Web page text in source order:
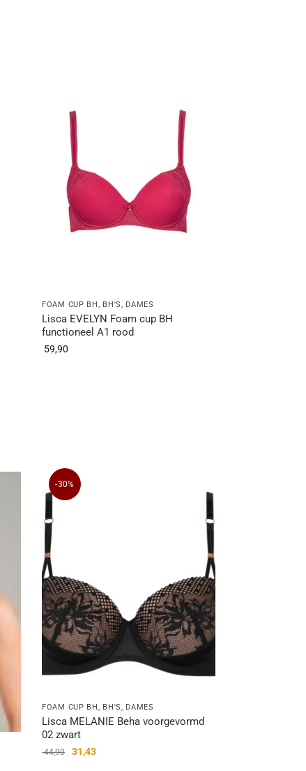
FOAM CUP BH BH'S DAMES
Lisca EVELYN Foam cup BH
functioneel A1 rood
59,90
-30%
FOAM CUP BH, BH'S, DAMES
Lisca MELANIE Beha voorgevormd
02 zwart
44,90 31,43